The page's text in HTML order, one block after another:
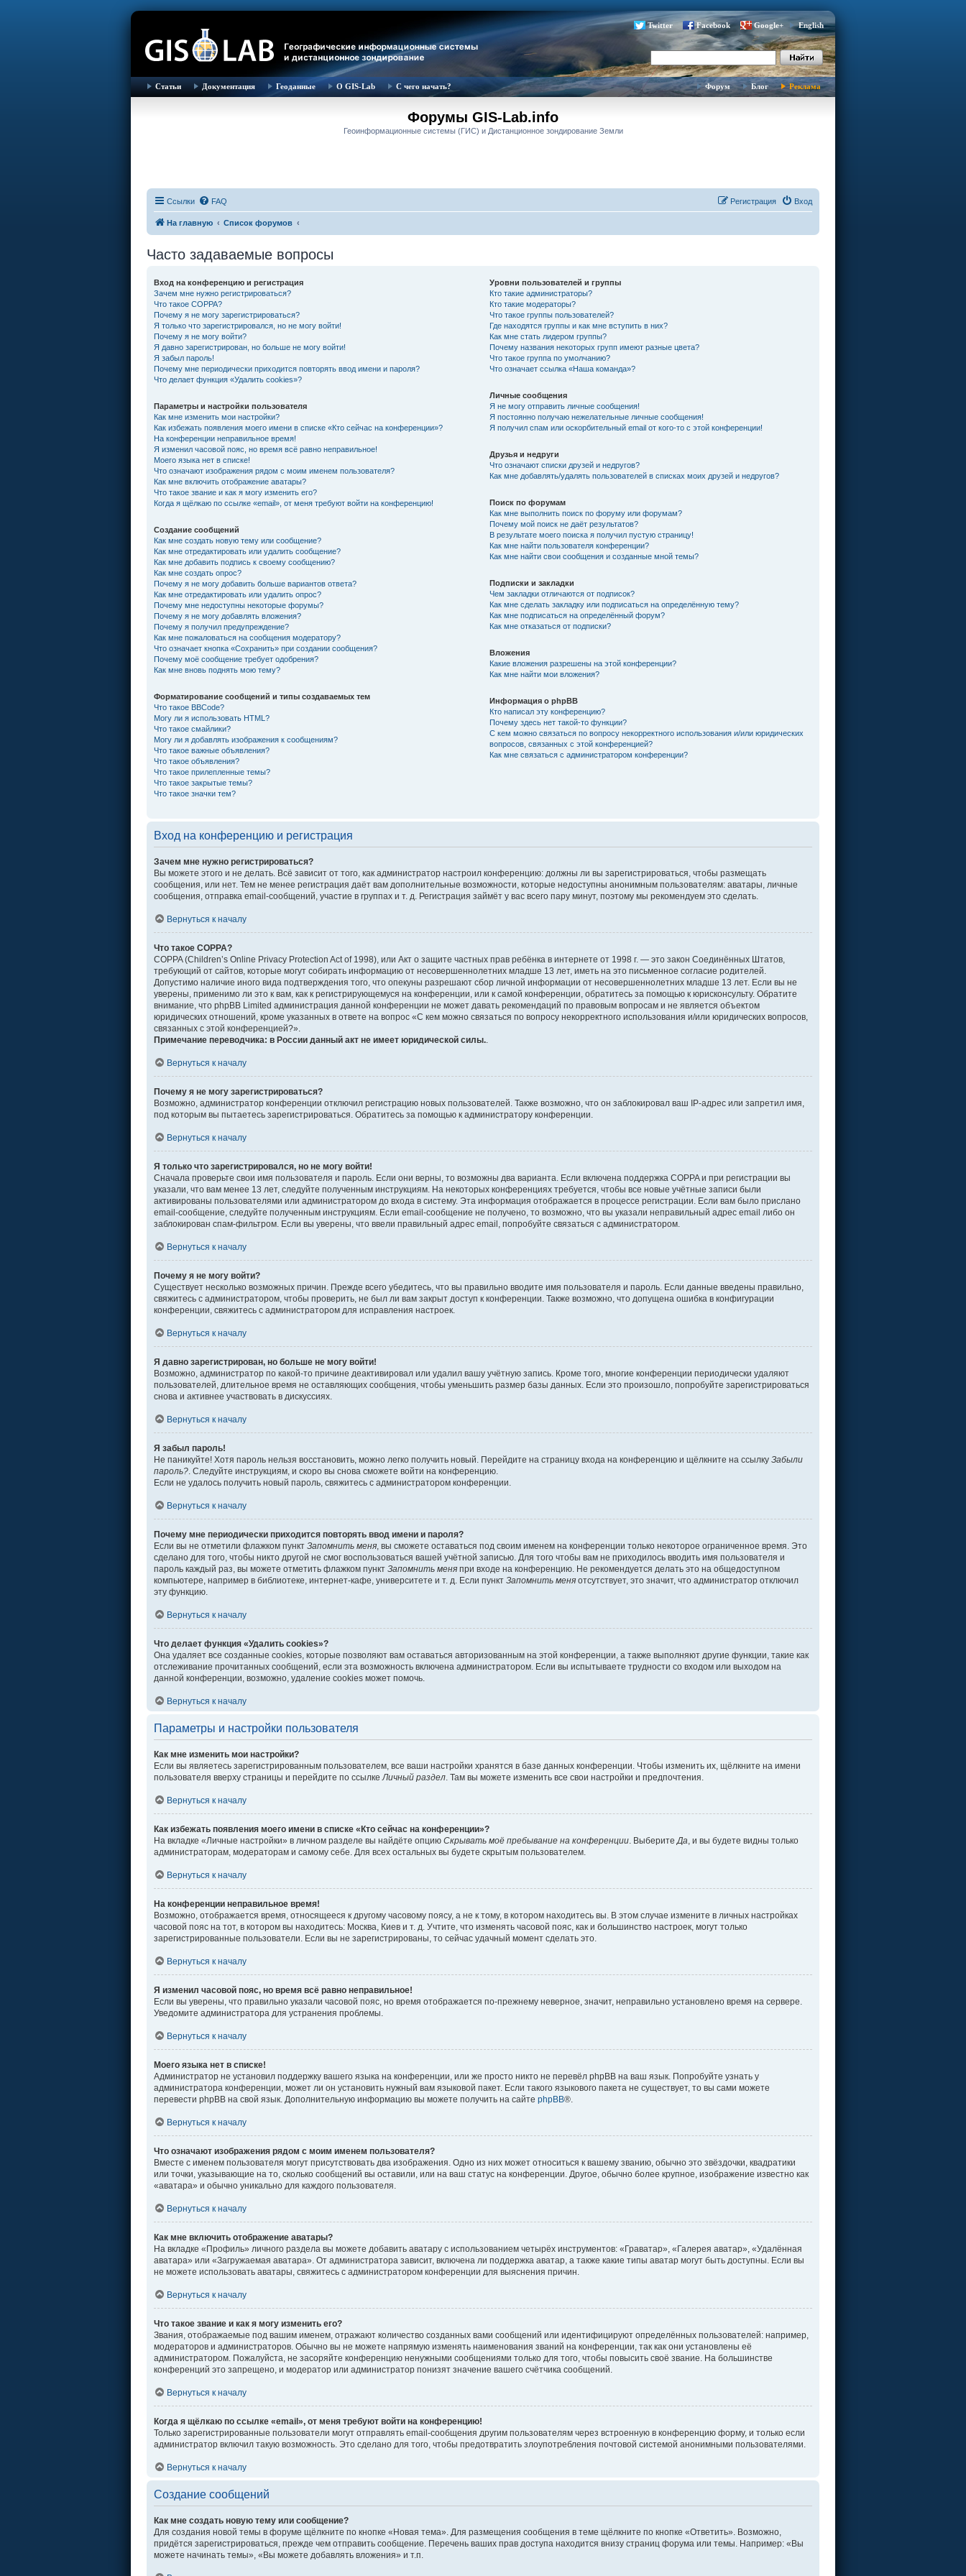
Twitter Facebook Google+ English
Статьи Документация Геоданные О GIS-Lab С чего начать? Форум Блог Реклама
Форумы GIS-Lab.info
Геоинформационные системы (ГИС) и Дистанционное зондирование Земли
Ссылки FAQ Вход
Регистрация
На главную Список форумов
Часто задаваемые вопросы
Вход на конференцию и регистрация
Зачем мне нужно регистрироваться?
Что такое COPPA?
Почему я не могу зарегистрироваться?
Я только что зарегистрировался, но не могу войти!
Почему я не могу войти?
Я давно зарегистрирован, но больше не могу войти!
Я забыл пароль!
Почему мне периодически приходится повторять ввод имени и пароля?
Что делает функция «Удалить cookies»?
Параметры и настройки пользователя
Как мне изменить мои настройки?
Как избежать появления моего имени в списке «Кто сейчас на конференции»?
На конференции неправильное время!
Я изменил часовой пояс, но время всё равно неправильное!
Моего языка нет в списке!
Что означают изображения рядом с моим именем пользователя?
Как мне включить отображение аватары?
Что такое звание и как я могу изменить его?
Когда я щёлкаю по ссылке «email», от меня требуют войти на конференцию!
Создание сообщений
Как мне создать новую тему или сообщение?
Как мне отредактировать или удалить сообщение?
Как мне добавить подпись к своему сообщению?
Как мне создать опрос?
Почему я не могу добавить больше вариантов ответа?
Как мне отредактировать или удалить опрос?
Почему мне недоступны некоторые форумы?
Почему я не могу добавлять вложения?
Почему я получил предупреждение?
Как мне пожаловаться на сообщения модератору?
Что означает кнопка «Сохранить» при создании сообщения?
Почему моё сообщение требует одобрения?
Как мне вновь поднять мою тему?
Форматирование сообщений и типы создаваемых тем
Что такое BBCode?
Могу ли я использовать HTML?
Что такое смайлики?
Могу ли я добавлять изображения к сообщениям?
Что такое важные объявления?
Что такое объявления?
Что такое прилепленные темы?
Что такое закрытые темы?
Что такое значки тем?
Уровни пользователей и группы
Кто такие администраторы?
Кто такие модераторы?
Что такое группы пользователей?
Где находятся группы и как мне вступить в них?
Как мне стать лидером группы?
Почему названия некоторых групп имеют разные цвета?
Что такое группа по умолчанию?
Что означает ссылка «Наша команда»?
Личные сообщения
Я не могу отправить личные сообщения!
Я постоянно получаю нежелательные личные сообщения!
Я получил спам или оскорбительный email от кого-то с этой конференции!
Друзья и недруги
Что означают списки друзей и недругов?
Как мне добавлять/удалять пользователей в списках моих друзей и недругов?
Поиск по форумам
Как мне выполнить поиск по форуму или форумам?
Почему мой поиск не даёт результатов?
В результате моего поиска я получил пустую страницу!
Как мне найти пользователя конференции?
Как мне найти свои сообщения и созданные мной темы?
Подписки и закладки
Чем закладки отличаются от подписок?
Как мне сделать закладку или подписаться на определённую тему?
Как мне подписаться на определённый форум?
Как мне отказаться от подписки?
Вложения
Какие вложения разрешены на этой конференции?
Как мне найти мои вложения?
Информация о phpBB
Кто написал эту конференцию?
Почему здесь нет такой-то функции?
С кем можно связаться по вопросу некорректного использования и/или юридических
вопросов, связанных с этой конференцией?
Как мне связаться с администратором конференции?
Вход на конференцию и регистрация
Зачем мне нужно регистрироваться?
Вы можете этого и не делать. Всё зависит от того, как администратор настроил конференцию: должны ли вы зарегистрироваться, чтобы размещать
сообщения, или нет. Тем не менее регистрация даёт вам дополнительные возможности, которые недоступны анонимным пользователям: аватары, личные
сообщения, отправка email-сообщений, участие в группах и т. д. Регистрация займёт у вас всего пару минут, поэтому мы рекомендуем это сделать.
Вернуться к началу
Что такое COPPA?
COPPA (Children’s Online Privacy Protection Act of 1998), или Акт о защите частных прав ребёнка в интернете от 1998 г. — это закон Соединённых Штатов,
требующий от сайтов, которые могут собирать информацию от несовершеннолетних младше 13 лет, иметь на это письменное согласие родителей.
Допустимо наличие иного вида подтверждения того, что опекуны разрешают сбор личной информации от несовершеннолетних младше 13 лет. Если вы не
уверены, применимо ли это к вам, как к регистрирующемуся на конференции, или к самой конференции, обратитесь за помощью к юрисконсульту. Обратите
внимание, что phpBB Limited администрация данной конференции не может давать рекомендаций по правовым вопросам и не является объектом
юридических отношений, кроме указанных в ответе на вопрос «С кем можно связаться по вопросу некорректного использования и/или юридических вопросов,
связанных с этой конференцией?».
Примечание переводчика: в России данный акт не имеет юридической силы..
Вернуться к началу
Почему я не могу зарегистрироваться?
Возможно, администратор конференции отключил регистрацию новых пользователей. Также возможно, что он заблокировал ваш IP-адрес или запретил имя,
под которым вы пытаетесь зарегистрироваться. Обратитесь за помощью к администратору конференции.
Вернуться к началу
Я только что зарегистрировался, но не могу войти!
Сначала проверьте свои имя пользователя и пароль. Если они верны, то возможны два варианта. Если включена поддержка COPPA и при регистрации вы
указали, что вам менее 13 лет, следуйте полученным инструкциям. На некоторых конференциях требуется, чтобы все новые учётные записи были
активированы пользователями или администратором до входа в систему. Эта информация отображается в процессе регистрации. Если вам было прислано
email-сообщение, следуйте полученным инструкциям. Если email-сообщение не получено, то возможно, что вы указали неправильный адрес email либо он
заблокирован спам-фильтром. Если вы уверены, что ввели правильный адрес email, попробуйте связаться с администратором.
Вернуться к началу
Почему я не могу войти?
Существует несколько возможных причин. Прежде всего убедитесь, что вы правильно вводите имя пользователя и пароль. Если данные введены правильно,
свяжитесь с администратором, чтобы проверить, не был ли вам закрыт доступ к конференции. Также возможно, что допущена ошибка в конфигурации
конференции, свяжитесь с администратором для исправления настроек.
Вернуться к началу
Я давно зарегистрирован, но больше не могу войти!
Возможно, администратор по какой-то причине деактивировал или удалил вашу учётную запись. Кроме того, многие конференции периодически удаляют
пользователей, длительное время не оставляющих сообщения, чтобы уменьшить размер базы данных. Если это произошло, попробуйте зарегистрироваться
снова и активнее участвовать в дискуссиях.
Вернуться к началу
Я забыл пароль!
Не паникуйте! Хотя пароль нельзя восстановить, можно легко получить новый. Перейдите на страницу входа на конференцию и щёлкните на ссылку Забыли
пароль?. Следуйте инструкциям, и скоро вы снова сможете войти на конференцию.
Если не удалось получить новый пароль, свяжитесь с администратором конференции.
Вернуться к началу
Почему мне периодически приходится повторять ввод имени и пароля?
Если вы не отметили флажком пункт Запомнить меня, вы сможете оставаться под своим именем на конференции только некоторое ограниченное время. Это
сделано для того, чтобы никто другой не смог воспользоваться вашей учётной записью. Для того чтобы вам не приходилось вводить имя пользователя и
пароль каждый раз, вы можете отметить флажком пункт Запомнить меня при входе на конференцию. Не рекомендуется делать это на общедоступном
компьютере, например в библиотеке, интернет-кафе, университете и т. д. Если пункт Запомнить меня отсутствует, это значит, что администратор отключил
эту функцию.
Вернуться к началу
Что делает функция «Удалить cookies»?
Она удаляет все созданные cookies, которые позволяют вам оставаться авторизованным на этой конференции, а также выполняют другие функции, такие как
отслеживание прочитанных сообщений, если эта возможность включена администратором. Если вы испытываете трудности со входом или выходом на
данной конференции, возможно, удаление cookies может помочь.
Вернуться к началу
Параметры и настройки пользователя
Как мне изменить мои настройки?
Если вы являетесь зарегистрированным пользователем, все ваши настройки хранятся в базе данных конференции. Чтобы изменить их, щёлкните на имени
пользователя вверху страницы и перейдите по ссылкеЛичный раздел. Там вы можете изменить все свои настройки и предпочтения.
Вернуться к началу
Как избежать появления моего имени в списке «Кто сейчас на конференции»?
На вкладке «Личные настройки» в личном разделе вы найдёте опцию Скрывать моё пребывание на конференции. ВыберитеДа, и вы будете видны только
администраторам, модераторам и самому себе. Для всех остальных вы будете скрытым пользователем.
Вернуться к началу
На конференции неправильное время!
Возможно, отображается время, относящееся к другому часовому поясу, а не к тому, в котором находитесь вы. В этом случае измените в личных настройках
часовой пояс на тот, в котором вы находитесь: Москва, Киев и т. д. Учтите, что изменять часовой пояс, как и большинство настроек, могут только
зарегистрированные пользователи. Если вы не зарегистрированы, то сейчас удачный момент сделать это.
Вернуться к началу
Я изменил часовой пояс, но время всё равно неправильное!
Если вы уверены, что правильно указали часовой пояс, но время отображается по-прежнему неверное, значит, неправильно установлено время на сервере.
Уведомите администратора для устранения проблемы.
Вернуться к началу
Моего языка нет в списке!
Администратор не установил поддержку вашего языка на конференции, или же просто никто не перевёл phpBB на ваш язык. Попробуйте узнать у
администратора конференции, может ли он установить нужный вам языковой пакет. Если такого языкового пакета не существует, то вы сами можете
перевести phpBB на свой язык. Дополнительную информацию вы можете получить на сайте phpBB®.
Вернуться к началу
Что означают изображения рядом с моим именем пользователя?
Вместе с именем пользователя могут присутствовать два изображения. Одно из них может относиться к вашему званию, обычно это звёздочки, квадратики
или точки, указывающие на то, сколько сообщений вы оставили, или на ваш статус на конференции. Другое, обычно более крупное, изображение известно как
«аватара» и обычно уникально для каждого пользователя.
Вернуться к началу
Как мне включить отображение аватары?
На вкладке «Профиль» личного раздела вы можете добавить аватару с использованием четырёх инструментов: «Граватар», «Галерея аватар», «Удалённая
аватара» или «Загружаемая аватара». От администратора зависит, включена ли поддержка аватар, а также какие типы аватар могут быть доступны. Если вы
не можете использовать аватары, свяжитесь с администратором конференции для выяснения причин.
Вернуться к началу
Что такое звание и как я могу изменить его?
Звания, отображаемые под вашим именем, отражают количество созданных вами сообщений или идентифицируют определённых пользователей: например,
модераторов и администраторов. Обычно вы не можете напрямую изменять наименования званий на конференции, так как они установлены её
администратором. Пожалуйста, не засоряйте конференцию ненужными сообщениями только для того, чтобы повысить своё звание. На большинстве
конференций это запрещено, и модератор или администратор понизят значение вашего счётчика сообщений.
Вернуться к началу
Когда я щёлкаю по ссылке «email», от меня требуют войти на конференцию!
Только зарегистрированные пользователи могут отправлять email-сообщения другим пользователям через встроенную в конференцию форму, и только если
администратор включил такую возможность. Это сделано для того, чтобы предотвратить злоупотребления почтовой системой анонимными пользователями.
Вернуться к началу
Создание сообщений
Как мне создать новую тему или сообщение?
Для создания новой темы в форуме щёлкните по кнопке «Новая тема». Для размещения сообщения в теме щёлкните по кнопке «Ответить». Возможно,
придётся зарегистрироваться, прежде чем отправить сообщение. Перечень ваших прав доступа находится внизу страниц форума или темы. Например: «Вы
можете начинать темы», «Вы можете добавлять вложения» и т.п.